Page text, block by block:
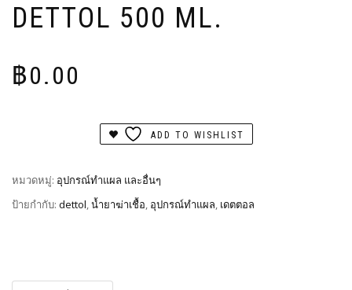
DETTOL 500 ML.
฿0.00
ADD TO WISHLIST
หมวดหมู่: อุปกรณ์ทำแผล และอื่นๆ
ป้ายกำกับ: dettol,น้ำยาฆ่าเชื้อ, อุปกรณ์ทำแผล, เดตตอล